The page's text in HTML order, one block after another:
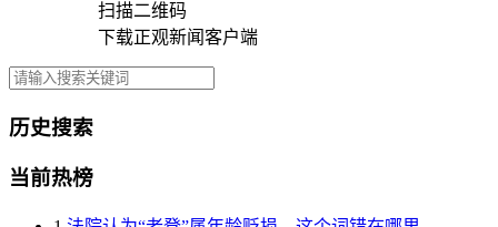
扫描二维码
下载正观新闻客户端
历史搜索
当前热榜